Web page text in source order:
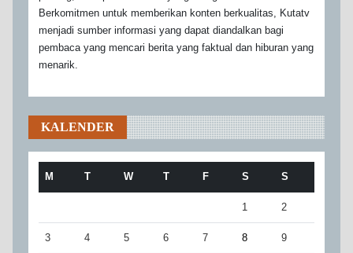
Berkomitmen untuk memberikan konten berkualitas, Kutatv
menjadi sumber informasi yang dapat diandalkan bagi
pembaca yang mencari berita yang faktual dan hiburan yang
menarik.
KALENDER
M T W T F S S
1 2
3 4 5 6 7 8 9